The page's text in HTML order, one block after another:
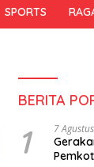
SPORTS
BERITA
1 7